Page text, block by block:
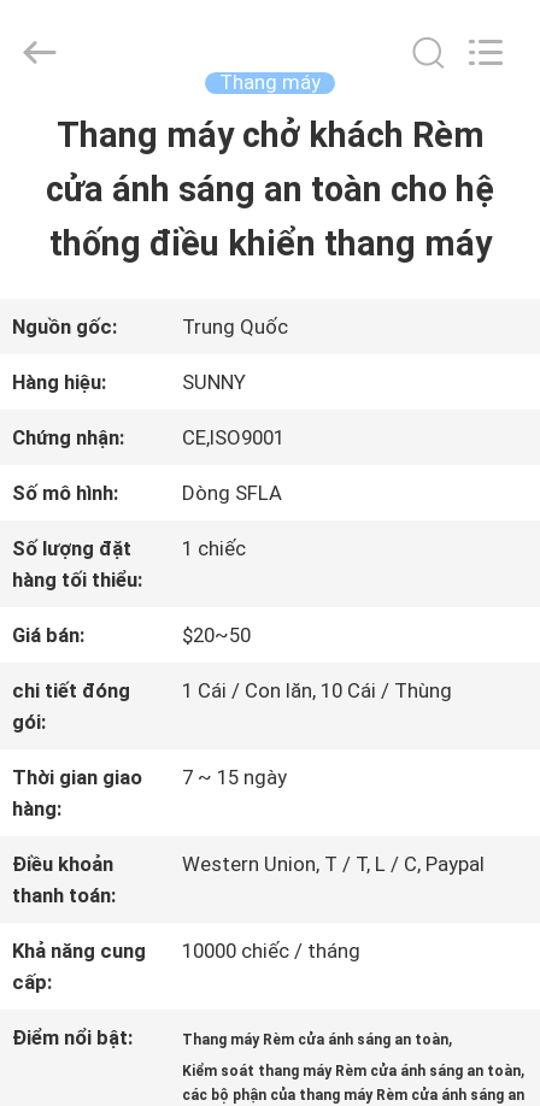
TRANG
CHỦ
SẢN
PHẨM
VIDEO
VỀ
CHÚNG
TÔI
THAM
QUAN
NHÀ
KIỂM
2026
SHANGHAI
Reserved.
Thang máy
Thang máy chở khách Rèm
cửa ánh sáng an toàn cho hệ
thống điều khiển thang máy
Nguồn gốc: Trung Quốc
Hàng hiệu: SUNNY
Chứng nhận: CE,ISO9001
Số mô hình: Dòng SFLA
Số lượng đặt
hàng tối thiểu:
1 chiếc
Giá bán: $20~50
chi tiết đóng
gói:
1 Cái / Con lăn, 10 Cái / Thùng
Thời gian giao
hàng:
7 ~ 15 ngày
Điều khoản
thanh toán:
Western Union, T / T, L / C, Paypal
Khả năng cung
cấp:
10000 chiếc / tháng
Điểm nổi bật: Thang máy Rèm cửa ánh sáng an toàn,
Kiểm soát thang máy Rèm cửa ánh sáng an toàn,
các bộ phận của thang máy Rèm cửa ánh sáng an